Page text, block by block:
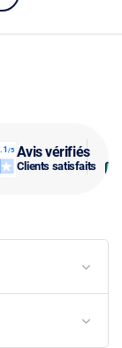
Avis vérifiés
Clients satisfaits